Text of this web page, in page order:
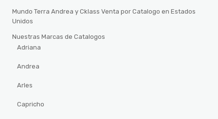
Mundo Terra Andrea y Cklass Venta por Catalogo en Estados
Unidos
Nuestras Marcas de Catalogos
Adriana
Andrea
Arles
Capricho